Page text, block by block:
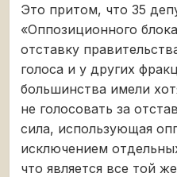
Это притом, что 35
«Оппозиционного
отставку
голоса и у других
большинства имели
не голосовать за
сила, использующая
исключением
что является все той